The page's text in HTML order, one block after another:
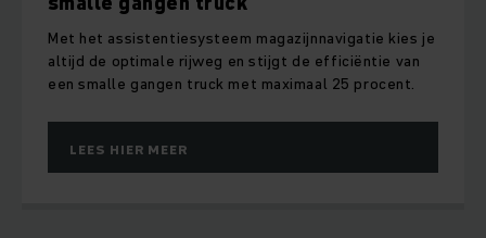
Met het assistentiesysteem magazijnnavigatie kies je
altijd de optimale rijweg en stijgt de efficiëntie van
een smalle gangen truck met maximaal 25 procent.
LEES HIER MEER